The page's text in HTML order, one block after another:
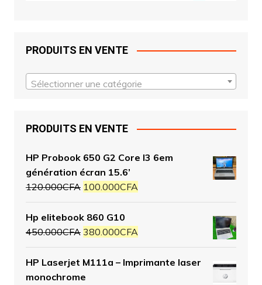
PRODUITS EN VENTE
Sélectionner une catégorie
PRODUITS EN VENTE
HP Probook 650 G2 Core I3 6em
génération écran 15.6’
120.000CFA 100.000CFA
Hp elitebook 860 G10
450.000CFA 380.000CFA
HP Laserjet M111a – Imprimante laser
monochrome